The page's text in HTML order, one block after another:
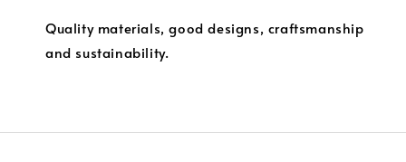
Quality materials, good designs, craftsmanship
and sustainability.